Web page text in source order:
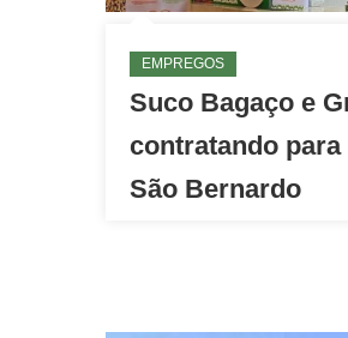
EMPREGOS
Suco Bagaço e
contratando
São Bernardo